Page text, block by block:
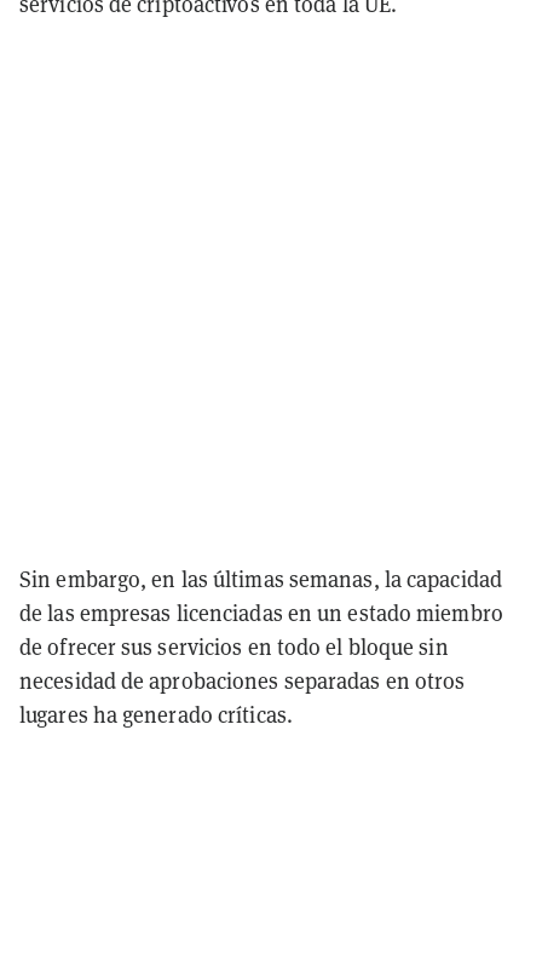
Sin embargo, en las últimas semanas, la capacidad
de las empresas licenciadas en un estado miembro
de ofrecer sus servicios en todo el bloque sin
necesidad de aprobaciones separadas en otros
lugares ha generado críticas.